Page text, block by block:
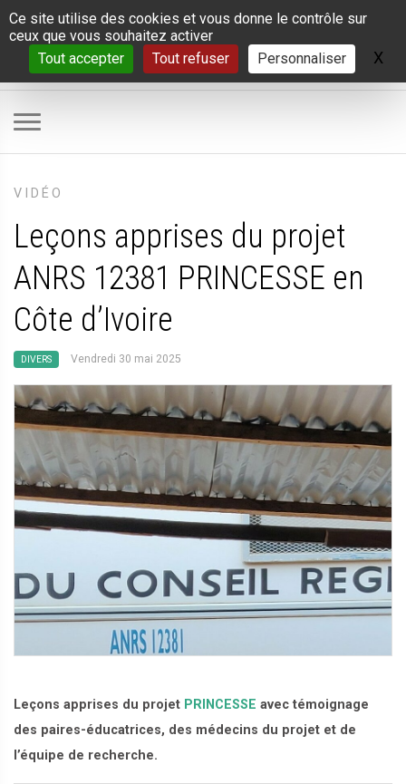
Panneau de gestion des cookies
Ce site utilise des cookies et vous donne le contrôle sur
ceux que vous souhaitez activer
Tout accepter
Tout refuser Personnaliser X
VIDÉO
Leçons apprises du projet
ANRS 12381 PRINCESSE en
Côte d’Ivoire
DIVERS Vendredi 30 mai 2025
Leçons apprises du projet PRINCESSE avec témoignage
des paires-éducatrices, des médecins du projet et de
l’équipe de recherche.